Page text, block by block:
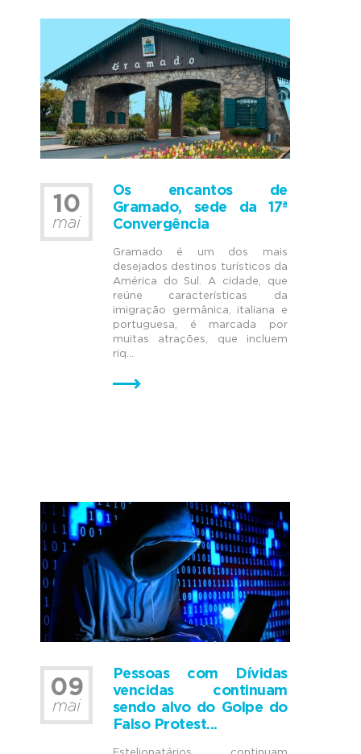
10
mai
Os encantos de
Gramado, sede da 17ª
Convergência
Gramado é um dos mais
desejados destinos turísticos da
América do Sul. A cidade, que
reúne características da
imigração germânica, italiana e
portuguesa, é marcada por
muitas atrações, que incluem
riq...
09
mai
Pessoas com Dívidas
vencidas continuam
sendo alvo do Golpe do
Falso Protest...